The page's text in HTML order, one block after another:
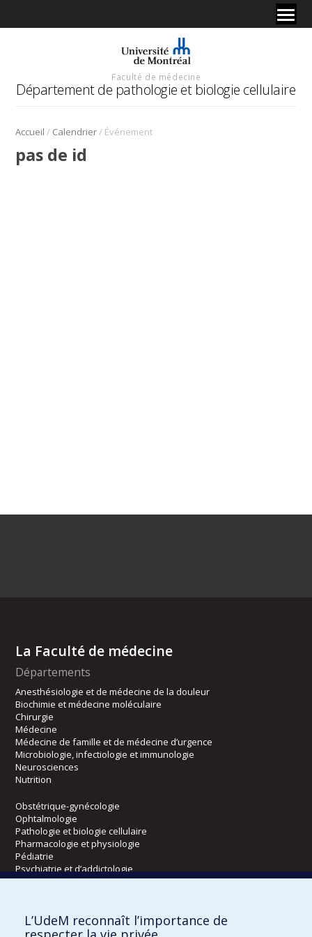
Faculté de médecine
Département de pathologie et biologie cellulaire
Accueil / Calendrier/ Événement
pas de id
La Faculté de médecine
Départements
Anesthésiologie et de médecine de la douleur
Biochimie et médecine moléculaire
Chirurgie
Médecine
Médecine de famille et de médecine d’urgence
Microbiologie, infectiologie et immunologie
Neurosciences
Nutrition
Obstétrique-gynécologie
Ophtalmologie
Pathologie et biologie cellulaire
Pharmacologie et physiologie
Pédiatrie
Psychiatrie et d’addictologie
Radiologie, radio-oncologie et médecine nucléaire
Écoles
L’UdeM reconnaît l’importance de